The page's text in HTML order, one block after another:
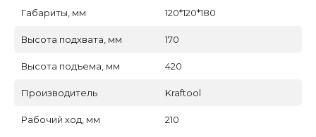
Габариты, мм 120*120*180
Высота подхвата, мм 170
Высота подъема, мм 420
Производитель Kraftool
Рабочий ход, мм 210